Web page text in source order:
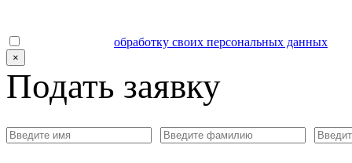
обработку своих персональных данных
×
Подать заявку